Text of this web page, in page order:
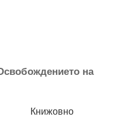
на
Книжовно